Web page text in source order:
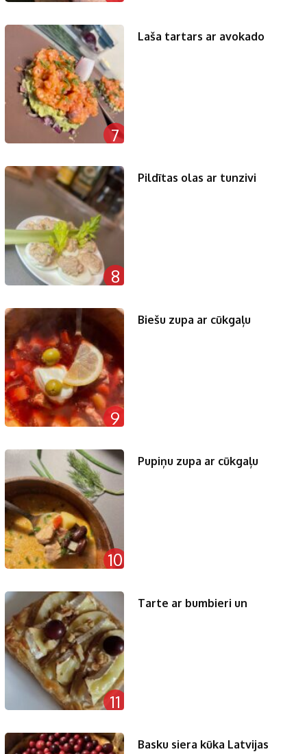
7
Laša tartars ar avokado
8
Pildītas olas ar tunzivi
9
Biešu zupa ar cūkgaļu
10
Pupiņu zupa ar cūkgaļu
11
Tarte ar bumbieri un
Basku siera kūka Latvijas